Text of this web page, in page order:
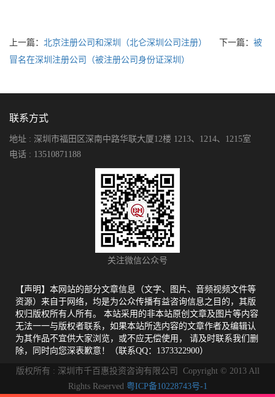
上一篇： 北京注册公司和深圳（北仑深圳公司注册） 下一篇： 被
冒名在深圳注册公司（被注册公司身份证深圳）
联系方式
地址 : 深圳市福田区深南中路华联大厦12楼 1213、1214、1215室
电话 : 13510871188
关注微信公众号
【声明】本网站的部分文章信息（文字、图片、音频视频文件等
资源）来自于网络，均是为公众传播有益咨询信息之目的，其版
权归版权所有人所有。 本站采用的非本站原创文章及图片等内容
无法一一与版权者联系，如果本站所选内容的文章作者及编辑认
为其作品不宜供大家浏览，或不应无偿使用， 请及时联系我们删
除，同时向您深表歉意！（联系QQ：1373322900）
版权所有 : 深圳市千百惠投资咨询有限公司 Copyright © 2013 All
Rights Reserved 粤ICP备10228743号-1